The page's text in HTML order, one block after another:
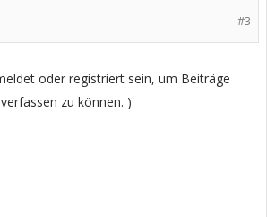
#3
oder registriert sein, um Beiträge
verfassen zu können. )